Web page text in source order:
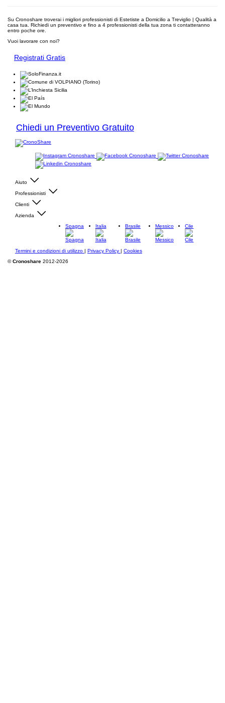
Su Cronoshare troverai i migliori professionisti di Estetiste a Domicilio a Treviglio | Qualità a
casa tua. Richiedi un preventivo e fino a 4 professionisti della tua zona ti contatteranno
entro poche ore.
Vuoi lavorare con noi?
Registrati Gratis
Chiedi un Preventivo Gratuito
Aiuto
Professionisti
Clienti
Azienda
Spagna
Italia Brasile Messico Cile
Termini e condizioni di utilizzo | Privacy Policy | Cookies
©Cronoshare 2012-2026